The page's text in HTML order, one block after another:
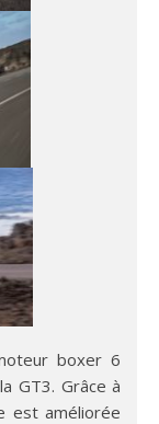
boxer 6
GT3. Grâce à
est améliorée